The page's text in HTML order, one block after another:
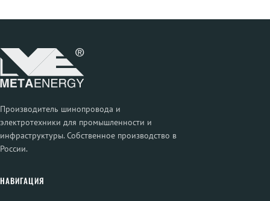
Производитель шинопровода и
электротехники для промышленности и
инфраструктуры. Собственное производство в
России.
НАВИГАЦИЯ